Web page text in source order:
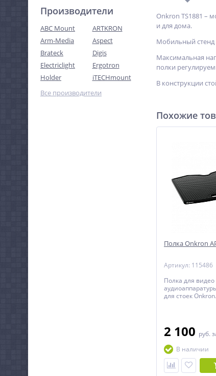
Производители
ABC Mount
ARTKRON
Arm-Media
Aspect
Brateck
Digis
Electriclight
Ergotron
Holder
iTECHmount
Все производители
Onkron TS1881 –
и для дома.
Мобильный стенд
Максимальная
полки
В конструкции
Похожие
Полка Onkron
Артикул: 115486
Полка для видео
для стоек Onkron.
2 100 руб.
В наличии